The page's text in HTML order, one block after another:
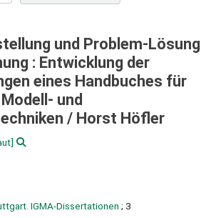
und Problem-Lösung
: Entwicklung der
eines Handbuches für
und
/ Horst Höfler
IGMA-Dissertationen ; 3